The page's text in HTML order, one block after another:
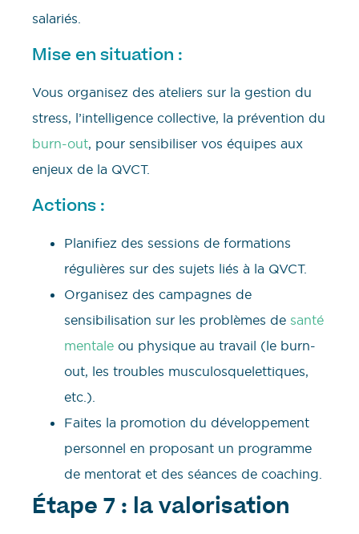
salariés.
Mise en situation :
Vous organisez des ateliers sur la gestion du
stress, l’intelligence collective, la prévention du
burn-out, pour sensibiliser vos équipes aux
enjeux de la QVCT.
Actions :
Planifiez des sessions de formations
régulières sur des sujets liés à la QVCT.
Organisez des campagnes de
sensibilisation sur les problèmes de santé
mentale ou physique au travail (le burn-
out, les troubles musculosquelettiques,
etc.).
Faites la promotion du développement
personnel en proposant un programme
de mentorat et des séances de coaching.
Étape 7 : la valorisation